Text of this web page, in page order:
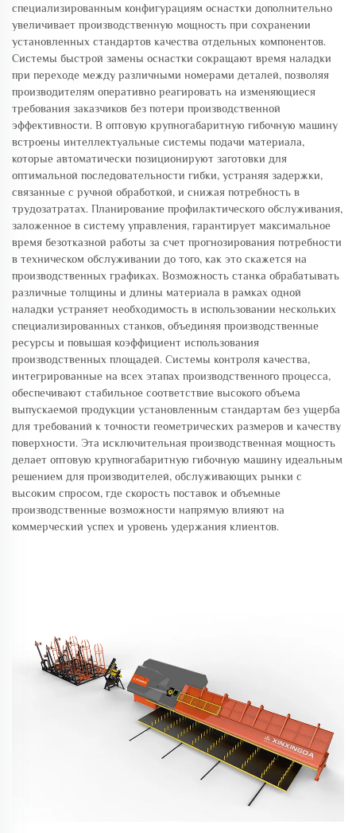
специализированным конфигурациям оснастки дополнительно
увеличивает производственную мощность при сохранении
установленных стандартов качества отдельных компонентов.
Системы быстрой замены оснастки сокращают время наладки
при переходе между различными номерами деталей, позволяя
производителям оперативно реагировать на изменяющиеся
требования заказчиков без потери производственной
эффективности. В оптовую крупногабаритную гибочную машину
встроены интеллектуальные системы подачи материала,
которые автоматически позиционируют заготовки для
оптимальной последовательности гибки, устраняя задержки,
связанные с ручной обработкой, и снижая потребность в
трудозатратах. Планирование профилактического обслуживания,
заложенное в систему управления, гарантирует максимальное
время безотказной работы за счет прогнозирования потребности
в техническом обслуживании до того, как это скажется на
производственных графиках. Возможность станка обрабатывать
различные толщины и длины материала в рамках одной
наладки устраняет необходимость в использовании нескольких
специализированных станков, объединяя производственные
ресурсы и повышая коэффициент использования
производственных площадей. Системы контроля качества,
интегрированные на всех этапах производственного процесса,
обеспечивают стабильное соответствие высокого объема
выпускаемой продукции установленным стандартам без ущерба
для требований к точности геометрических размеров и качеству
поверхности. Эта исключительная производственная мощность
делает оптовую крупногабаритную гибочную машину идеальным
решением для производителей, обслуживающих рынки с
высоким спросом, где скорость поставок и объемные
производственные возможности напрямую влияют на
коммерческий успех и уровень удержания клиентов.